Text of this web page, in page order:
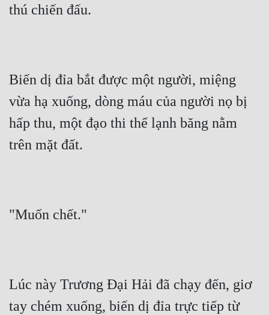
thú chiến đấu.
Biến dị đỉa bắt được một người, miệng
vừa hạ xuống, dòng máu của người nọ bị
hấp thu, một đạo thi thể lạnh băng nằm
trên mặt đất.
"Muốn chết."
Lúc này Trương Đại Hải đã chạy đến, giơ
tay chém xuống, biến dị đỉa trực tiếp từ